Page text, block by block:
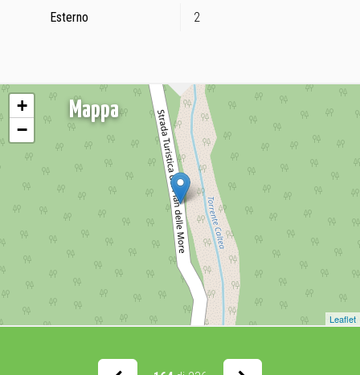
Esterno 2
Mappa
+
−
Leaflet